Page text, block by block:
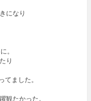
になり
。
り
ました。
観たかった。